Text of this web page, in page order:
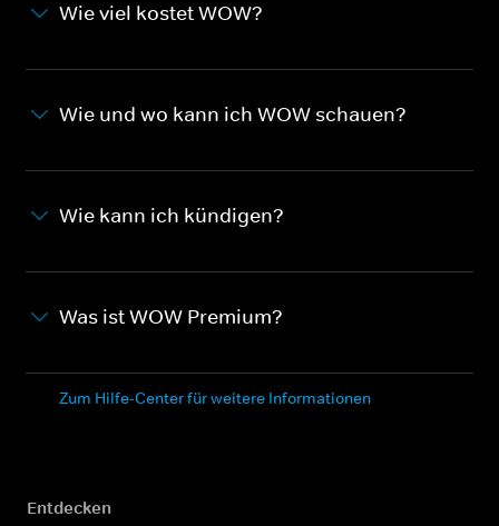
Wie viel kostet WOW?
Wie und wo kann ich WOW schauen?
Wie kann ich kündigen?
Was ist WOW Premium?
Zum Hilfe-Center für weitere Informationen
Entdecken